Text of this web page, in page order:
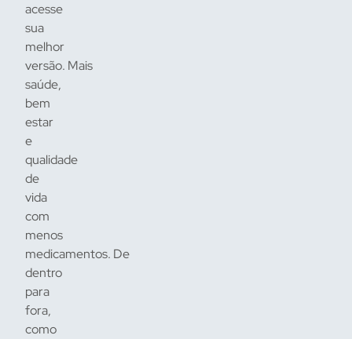
acesse
sua
melhor
versão. Mais
saúde,
bem
estar
e
qualidade
de
vida
com
menos
medicamentos. De
dentro
para
fora,
como